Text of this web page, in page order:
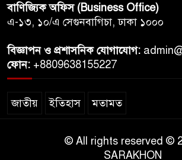
বাণিজ্যিক অফিস (Business Office)
এ-১৩, ১০/এ সেগুনবাগিচা, ঢাকা ১০০০
বিজ্ঞাপন ও প্রশাসনিক যোগাযোগ:
ফোন: +8809638155227
জাতীয় ইতিহাস মতামত
© All rights reserved ©
SARAKHON